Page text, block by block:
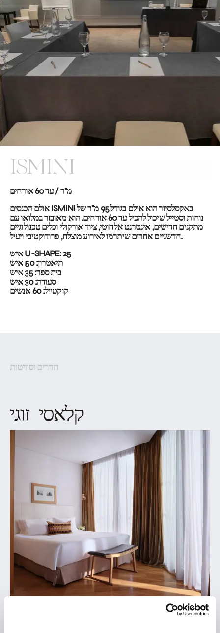
ISMINI
מ"ר / עד 60 אורחים
אולם הכנסים ISMINI באקסלסיור הוא אולם בגודל 95 מ"ר של
נוחות וסטייל שיכול להכיל עד 60 אורחים. הוא מאובזר במלואו עם
מתקנים חדישים, אינטרנט אלחוטי, ציוד אורקולי וכלים טכנולוגיים
חדשניים אחרים שיתרמו לאירוע מוצלח, פרודוקטיבי ויעיל.
U-SHAPE: 25
תיאטרון: 50 איש
בית ספר: 35 איש
סעודה: 30 איש
קוקטייל: 60 אנשים
חדרים וסוויטות
קלאסי זוגי